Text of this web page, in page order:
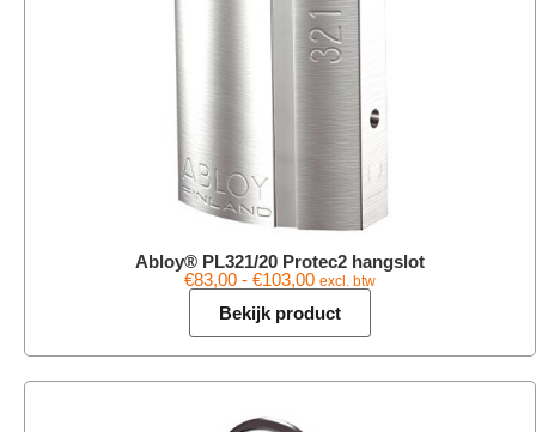
Abloy® PL321/20 Protec2 hangslot
€83,00 - €103,00 excl. btw
Bekijk product